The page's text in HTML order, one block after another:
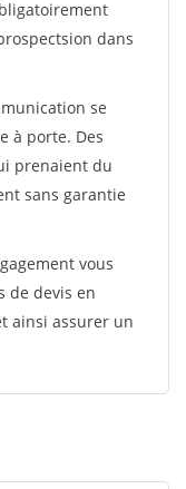
dans
se
à porte. Des
prenaient du
sans garantie
vous
de devis en
ainsi assurer un